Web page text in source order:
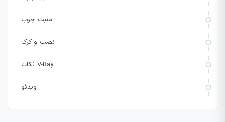
منبت چوب
نصب و کرک
نکات V-Ray
ویدئو